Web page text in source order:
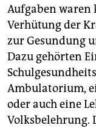
Aufgaben
Verhütung der
zur Gesundung
Dazu gehörten
Ambulatorium,
oder auch eine
Volksbelehrung.